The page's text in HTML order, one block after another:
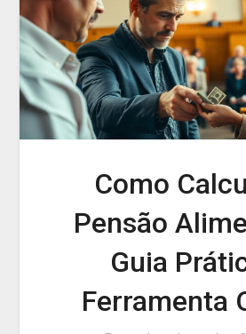
Como
Pensão
Guia
Ferramenta